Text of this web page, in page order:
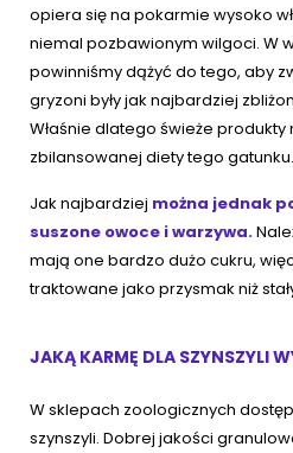
opiera się na pokarmie wysoko
niemal pozbawionym wilgoci. W
powinniśmy dążyć do tego, aby
gryzoni były jak najbardziej
Właśnie dlatego świeże produkty
zbilansowanej diety tego gatunku.
Jak najbardziej można jednak
suszone owoce i warzywa.
mają one bardzo dużo cukru,
traktowane jako przysmak niż
JAKĄ KARMĘ DLA SZYNSZYLI
W sklepach zoologicznych
szynszyli. Dobrej jakości